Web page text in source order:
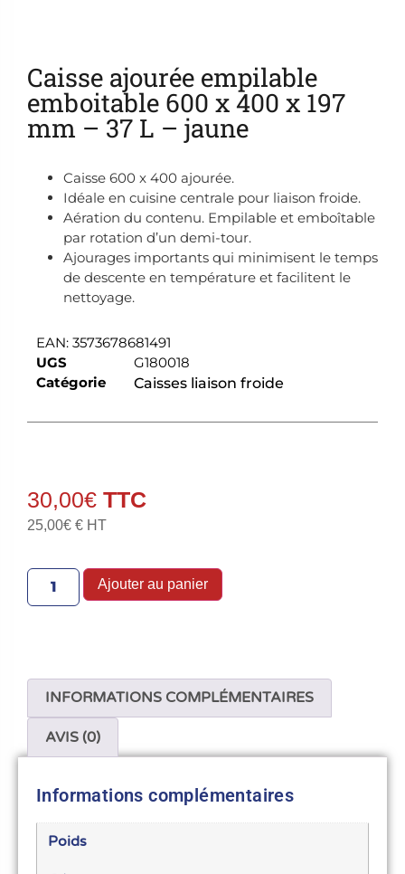
Caisse ajourée empilable
emboitable 600 x 400 x 197
mm – 37 L – jaune
Caisse 600 x 400 ajourée.
Idéale en cuisine centrale pour liaison froide.
Aération du contenu. Empilable et emboîtable
par rotation d’un demi-tour.
Ajourages importants qui minimisent le temps
de descente en température et facilitent le
nettoyage.
EAN: 3573678681491
UGS
G180018
Catégorie
Caisses liaison froide
30,00€
25,00€ € HT
Ajouter au panier
INFORMATIONS COMPLÉMENTAIRES
AVIS (0)
Informations complémentaires
Poids